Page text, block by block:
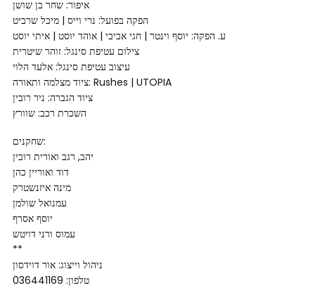
איפור: שחר בן שושן
הפקה בפועל: נרי וייס | מיכל שרביט
ע. הפקה: יוסף וינטר | חגי אביבי | אוהד יוסט | איתי יוסט
צילום עטיפת סינגל: זוהר שיטרית
עיצוב עטיפת סינגל: אלעד הלוי
ציוד מצלמה ותאורה: Rushes | UTOPIA
ציוד הגברה: ניר רובין
השכרת רכב: שוורץ
שחקנים:
יהב, רגב ואורית רובין
דוד ואוריין כהן
מינה איזנשטרק
עמנואל שולמן
יוסף אסרף
עמוס ורני דויטש
**
ניהול וייצוג: אור דוידסון
טלפון: 036441169